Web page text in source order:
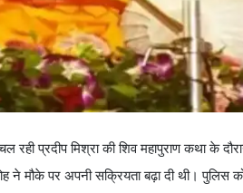
प्रदीप मिश्रा की शिव महापुराण कथा के
ने मौके पर अपनी सक्रियता बढ़ा दी थी। पुलिस